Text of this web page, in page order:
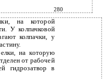
280
на которой
У колпачковой
колпачки, у
на которую
от рабочей
гидрозатвор в